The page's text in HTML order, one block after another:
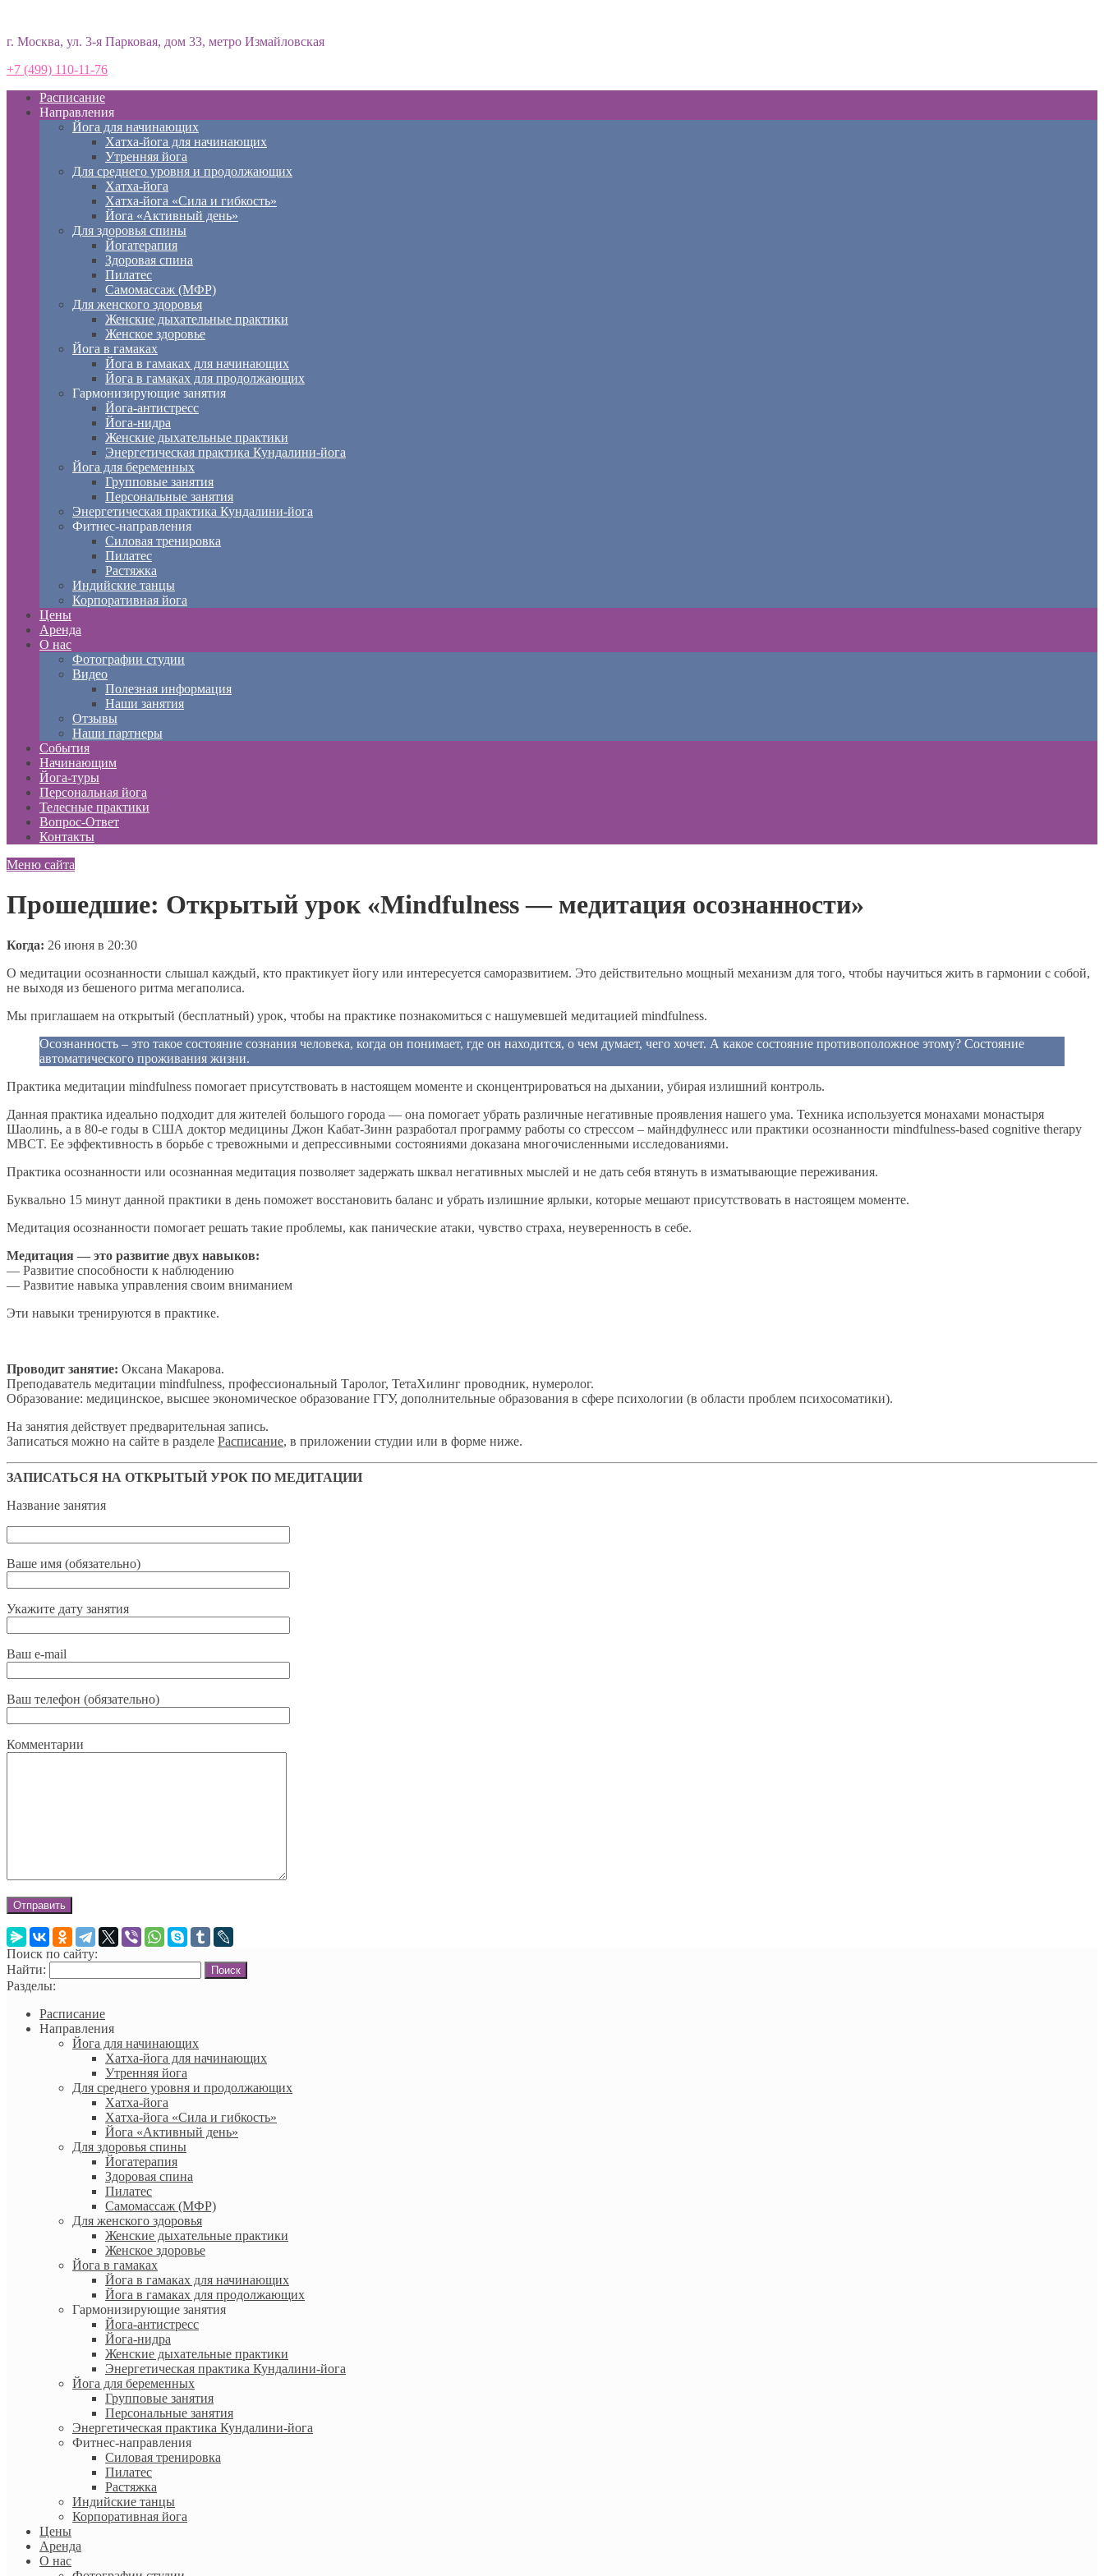
г. Москва, ул. 3-я Парковая, дом 33, метро Измайловская
+7 (499) 110-11-76
Расписание
Направления
Йога для начинающих
Хатха-йога для начинающих
Утренняя йога
Для среднего уровня и продолжающих
Хатха-йога
Хатха-йога «Сила и гибкость»
Йога «Активный день»
Для здоровья спины
Йогатерапия
Здоровая спина
Пилатес
Самомассаж (МФР)
Для женского здоровья
Женские дыхательные практики
Женское здоровье
Йога в гамаках
Йога в гамаках для начинающих
Йога в гамаках для продолжающих
Гармонизирующие занятия
Йога-антистресс
Йога-нидра
Женские дыхательные практики
Энергетическая практика Кундалини-йога
Йога для беременных
Групповые занятия
Персональные занятия
Энергетическая практика Кундалини-йога
Фитнес-направления
Силовая тренировка
Пилатес
Растяжка
Индийские танцы
Корпоративная йога
Цены
Аренда
О нас
Фотографии студии
Видео
Полезная информация
Наши занятия
Отзывы
Наши партнеры
События
Начинающим
Йога-туры
Персональная йога
Телесные практики
Вопрос-Ответ
Контакты
Меню сайта
Прошедшие: Открытый урок «Mindfulness — медитация осознанности»
Когда: 26 июня в 20:30
О медитации осознанности слышал каждый, кто практикует йогу или интересуется саморазвитием. Это действительно мощный механизм для того, чтобы научиться жить в гармонии с собой,
не выходя из бешеного ритма мегаполиса.
Мы приглашаем на открытый (бесплатный) урок, чтобы на практике познакомиться с нашумевшей медитацией mindfulness.
Осознанность – это такое состояние сознания человека, когда он понимает, где он находится, о чем думает, чего хочет. А какое состояние противоположное этому? Состояние
автоматического проживания жизни.
Практика медитации mindfulness помогает присутствовать в настоящем моменте и сконцентрироваться на дыхании, убирая излишний контроль.
Данная практика идеально подходит для жителей большого города — она помогает убрать различные негативные проявления нашего ума. Техника используется монахами монастыря
Шаолинь, а в 80-е годы в США доктор медицины Джон Кабат-Зинн разработал программу работы со стрессом – майндфулнесс или практики осознанности mindfulness-based cognitive therapy
MBCT. Ее эффективность в борьбе с тревожными и депрессивными состояниями доказана многочисленными исследованиями.
Практика осознанности или осознанная медитация позволяет задержать шквал негативных мыслей и не дать себя втянуть в изматывающие переживания.
Буквально 15 минут данной практики в день поможет восстановить баланс и убрать излишние ярлыки, которые мешают присутствовать в настоящем моменте.
Медитация осознанности помогает решать такие проблемы, как панические атаки, чувство страха, неуверенность в себе.
Медитация — это развитие двух навыков:
— Развитие способности к наблюдению
— Развитие навыка управления своим вниманием
Эти навыки тренируются в практике.
Проводит занятие: Оксана Макарова.
Преподаватель медитации mindfulness, профессиональный Таролог, ТетаХилинг проводник, нумеролог.
Образование: медицинское, высшее экономическое образование ГГУ, дополнительные образования в сфере психологии (в области проблем психосоматики).
На занятия действует предварительная запись.
Записаться можно на сайте в разделе Расписание, в приложении студии или в форме ниже.
ЗАПИСАТЬСЯ НА ОТКРЫТЫЙ УРОК ПО МЕДИТАЦИИ
Название занятия
Ваше имя (обязательно)
Укажите дату занятия
Ваш e-mail
Ваш телефон (обязательно)
Комментарии
Поиск по сайту:
Найти:
Разделы:
Расписание
Направления
Йога для начинающих
Хатха-йога для начинающих
Утренняя йога
Для среднего уровня и продолжающих
Хатха-йога
Хатха-йога «Сила и гибкость»
Йога «Активный день»
Для здоровья спины
Йогатерапия
Здоровая спина
Пилатес
Самомассаж (МФР)
Для женского здоровья
Женские дыхательные практики
Женское здоровье
Йога в гамаках
Йога в гамаках для начинающих
Йога в гамаках для продолжающих
Гармонизирующие занятия
Йога-антистресс
Йога-нидра
Женские дыхательные практики
Энергетическая практика Кундалини-йога
Йога для беременных
Групповые занятия
Персональные занятия
Энергетическая практика Кундалини-йога
Фитнес-направления
Силовая тренировка
Пилатес
Растяжка
Индийские танцы
Корпоративная йога
Цены
Аренда
О нас